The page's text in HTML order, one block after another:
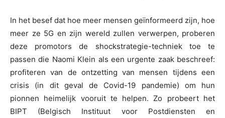
In het besef dat hoe meer mensen geïnformeerd zijn, hoe
meer ze 5G en zijn wereld zullen verwerpen, proberen
deze promotors de shockstrategie-techniek toe te
passen die Naomi Klein als een urgente zaak beschreef:
profiteren van de ontzetting van mensen tijdens een
crisis (in dit geval de Covid-19 pandemie) om hun
pionnen heimelijk vooruit te helpen. Zo probeert het
BIPT (Belgisch Instituut voor Postdiensten en